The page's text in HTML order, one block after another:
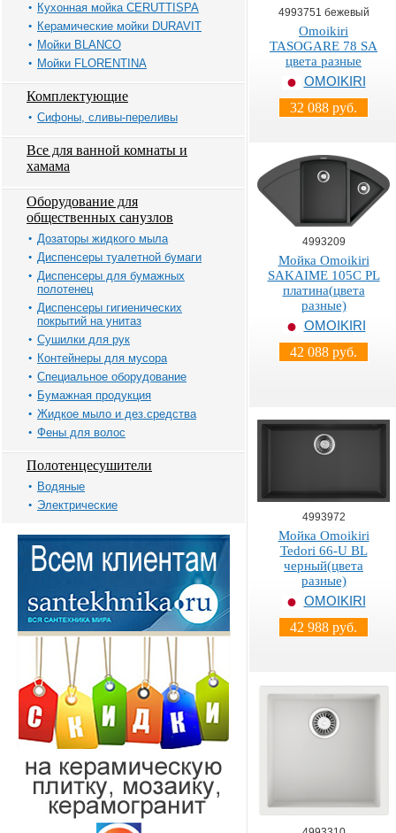
Кухонная мойка CERUTTISPA
Керамические мойки DURAVIT
Мойки BLANCO
Мойки FLORENTINA
Комплектующие
Сифоны, сливы-переливы
Все для ванной комнаты и
хамама
Оборудование для
общественных санузлов
Дозаторы жидкого мыла
Диспенсеры туалетной бумаги
Диспенсеры для бумажных
полотенец
Диспенсеры гигиенических
покрытий на унитаз
Сушилки для рук
Контейнеры для мусора
Специальное оборудование
Бумажная продукция
Жидкое мыло и дез.средства
Фены для волос
Полотенцесушители
Водяные
Электрические
4993751 бежевый
Omoikiri
TASOGARE 78 SA
цвета разные
OMOIKIRI
32 088 руб.
4993209
Мойка Omoikiri
SAKAIME 105C PL
платина(цвета
разные)
OMOIKIRI
42 088 руб.
4993972
Мойка Omoikiri
Tedori 66-U BL
черный(цвета
разные)
OMOIKIRI
42 988 руб.